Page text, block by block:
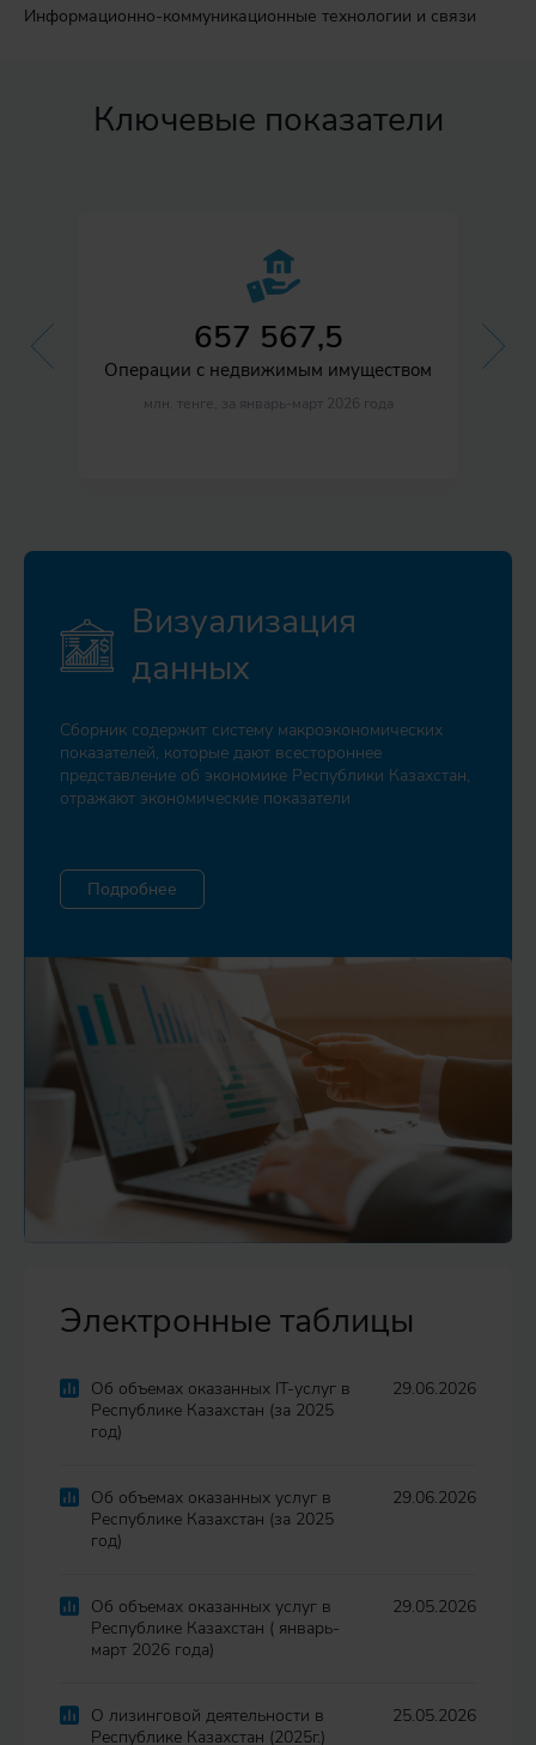
Информационно-коммуникационные технологии и связи
Ключевые показатели
657 567,5
Операции с недвижимым имуществом
млн. тенге, за январь-март 2026 года
Визуализация
данных
Сборник содержит систему макроэкономических
показателей, которые дают всестороннее
представление об экономике Республики Казахстан,
отражают экономические показатели
Подробнее
Электронные таблицы
Об объемах оказанных IT-услуг в
Республике Казахстан (за 2025
год)
29.06.2026
Об объемах оказанных услуг в
Республике Казахстан (за 2025
год)
29.06.2026
Об объемах оказанных услуг в
Республике Казахстан ( январь-
март 2026 года)
29.05.2026
О лизинговой деятельности в
Республике Казахстан (2025г.)
25.05.2026